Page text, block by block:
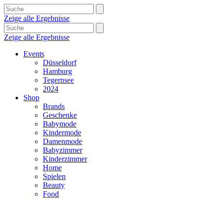
Zeige alle Ergebnisse
Zeige alle Ergebnisse
Events
Düsseldorf
Hamburg
Tegernsee
2024
Shop
Brands
Geschenke
Babymode
Kindermode
Damenmode
Babyzimmer
Kinderzimmer
Home
Spielen
Beauty
Food